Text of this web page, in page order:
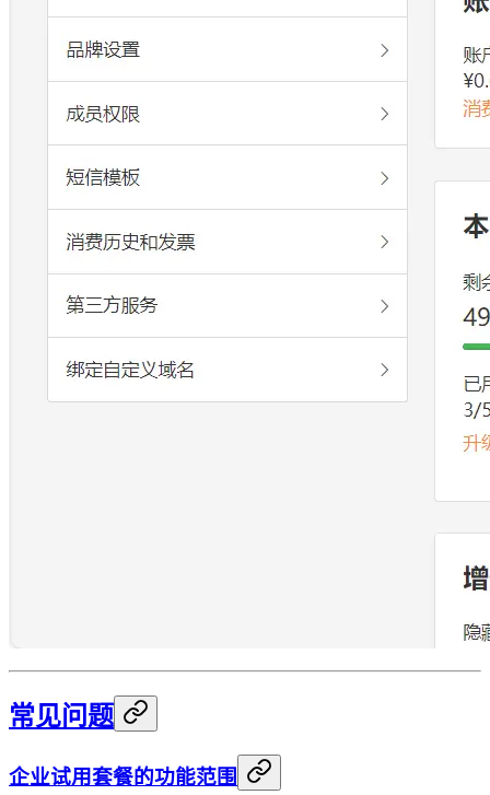
常见问题
企业试用套餐的功能范围